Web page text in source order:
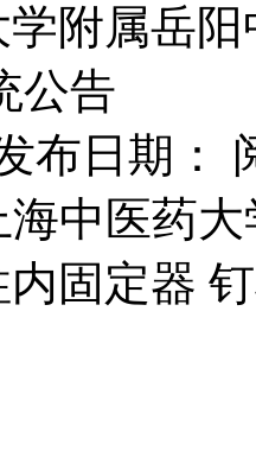
学附属岳
公告
布日期：
海中医药
固定器